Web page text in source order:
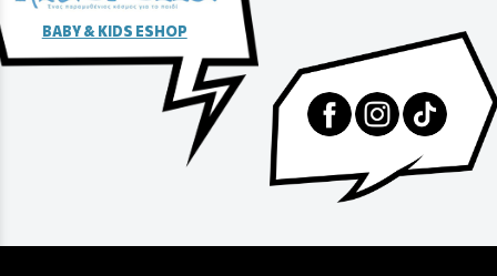
BABY & KIDS ESHOP